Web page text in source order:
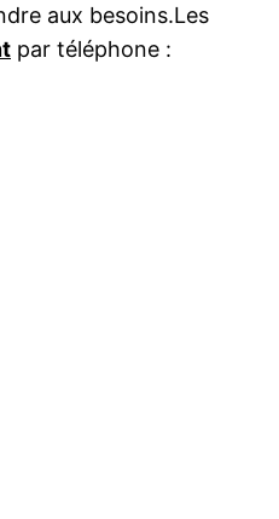
aux besoins.Les
par téléphone :